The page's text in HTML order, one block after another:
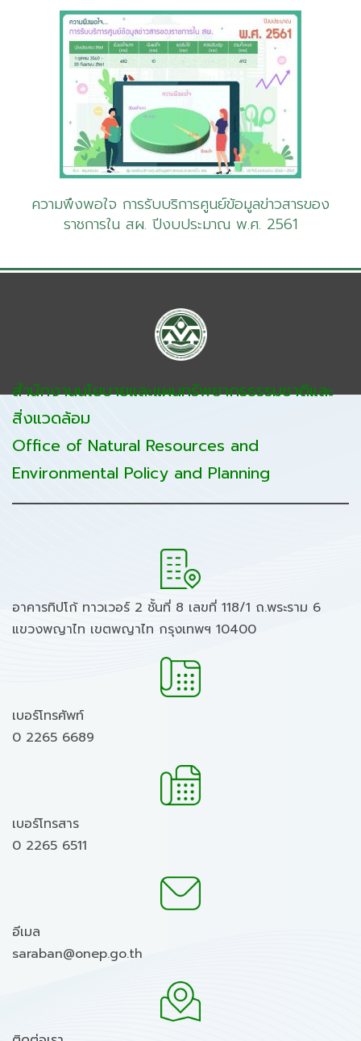
ความพึงพอใจ การรับบริการศูนย์ข้อมูลข่าวสารของ
ราชการใน สผ. ปีงบประมาณ พ.ศ. 2561
สำนักงานนโยบายและแผนทรัพยากรธรรมชาติและ
สิ่งแวดล้อม
Office of Natural Resources and
Environmental Policy and Planning
อาคารทิปโก้ ทาวเวอร์ 2 ชั้นที่ 8 เลขที่ 118/1 ถ.พระราม 6
แขวงพญาไท เขตพญาไท กรุงเทพฯ 10400
เบอร์โทรศัพท์
0 2265 6689
เบอร์โทรสาร
0 2265 6511
อีเมล
saraban@onep.go.th